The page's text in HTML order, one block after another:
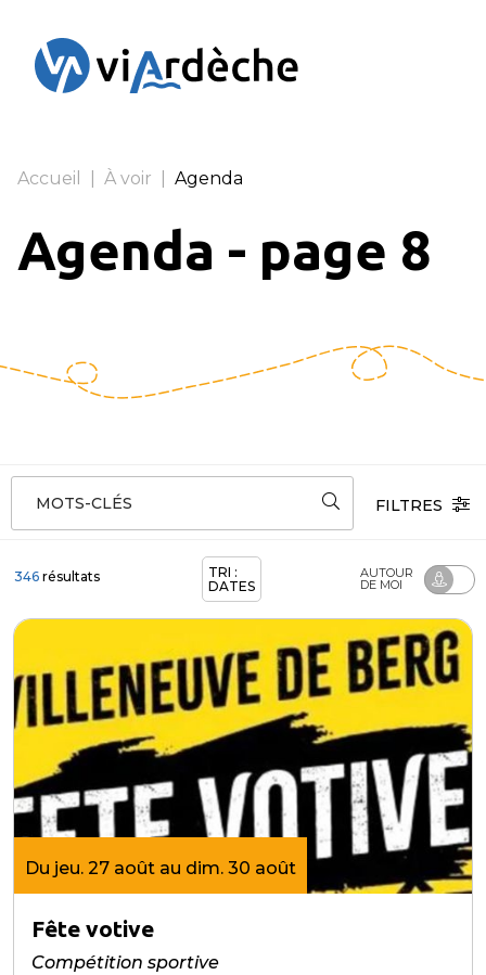
Accueil À voir Agenda
Agenda - page 8
MOTS-CLÉS FILTRES
346 résultats
TRI :
DATES
AUTOUR
DE MOI
Du jeu. 27 août au dim. 30 août
Fête votive
Compétition sportive